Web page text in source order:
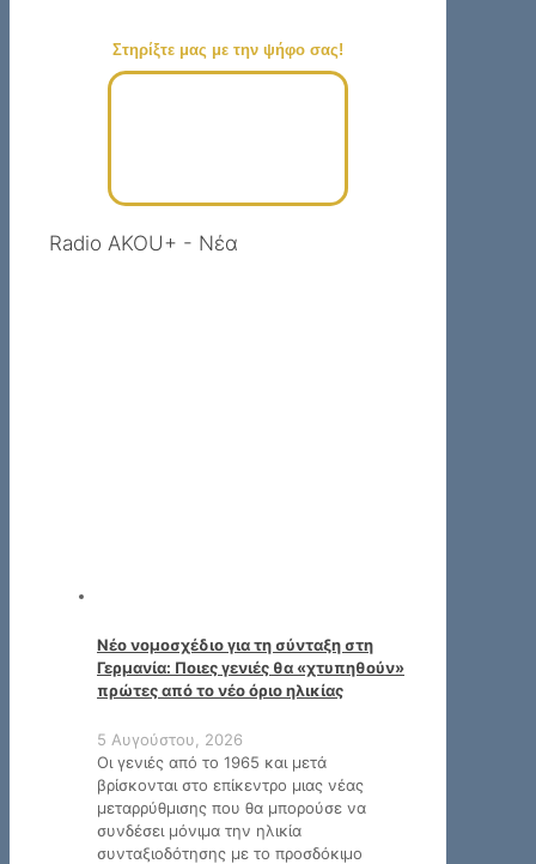
Στηρίξτε μας με την ψήφο σας!
Radio AKOU+ - Νέα
Νέο νομοσχέδιο για τη σύνταξη στη
Γερμανία: Ποιες γενιές θα «χτυπηθούν»
πρώτες από το νέο όριο ηλικίας
5 Αυγούστου, 2026
Οι γενιές από το 1965 και μετά
βρίσκονται στο επίκεντρο μιας νέας
μεταρρύθμισης που θα μπορούσε να
συνδέσει μόνιμα την ηλικία
συνταξιοδότησης με το προσδόκιμο